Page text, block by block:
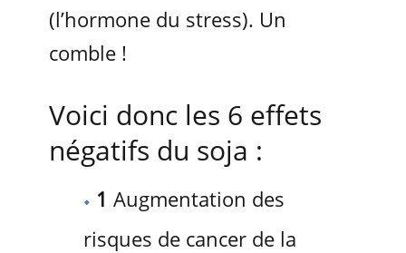
(l’hormone du stress). Un
comble !
Voici donc les 6 effets
négatifs du soja :
1 Augmentation des
risques de cancer de la